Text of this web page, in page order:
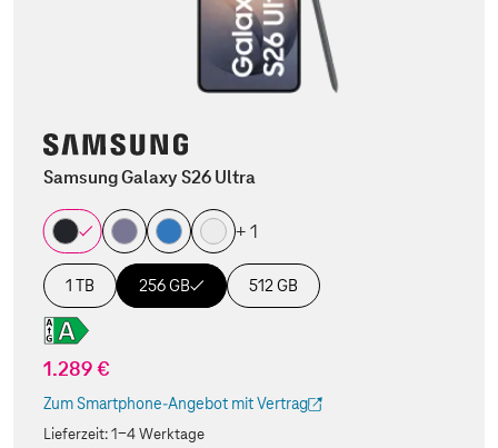
Samsung Galaxy S26 Ultra
+ 1
1 TB 256 GB 512 GB
1.289 €
Zum Smartphone-Angebot mit Vertrag
(Der Link wird in einem neuen Tab geöffnet)
Lieferzeit:1-4 Werktage